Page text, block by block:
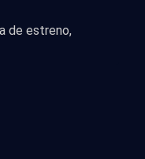
de estreno,